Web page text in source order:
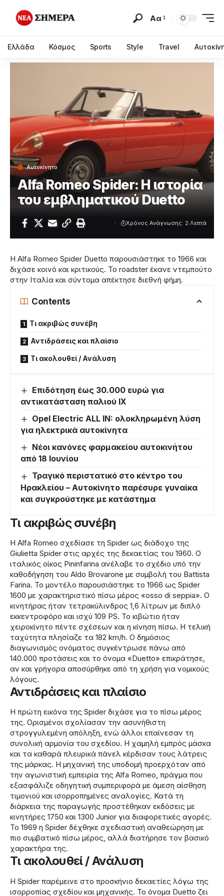
Αα
Ελλάδα Κόσμος Sports Style Travel
Αυτοκίνητο
Alfa Romeo Spider: Η ιστορία
του εμβληματικού Duetto
Χρόνος Ανάγνωσης: 2 Λεπτά
Η Alfa Romeo Spider Duetto παρουσιάστηκε το 1966 και
διχάσε κοινό και κριτικούς. Το roadster έκανε ντεμπούτο
στην Ιταλία και σύντομα απέκτησε διεθνή φήμη.
Contents
Τι ακριβώς συνέβη
Αντιδράσεις και πλαίσιο
Τι ακολουθεί / Ανάλυση
Επιδότηση έως 30.000 ευρώ για
αντικατάσταση παλιού ΙΧ
Opel Electric ALL IN: ολοκληρωμένη λύση
για ηλεκτρικά αυτοκίνητα
Νέοι κανόνες φαρμακείου αυτοκινήτου
από 18 Ιουνίου
Τραγικό περιστατικό στο κέντρο του
Ηρακλείου – Αυτοκίνητο παρέσυρε γυναίκα
και συγκρούστηκε με κατάστημα
Τι ακριβώς συνέβη
Η Alfa Romeo σχεδίασε τη Spider ως διάδοχο της
Giulietta Spider στις αρχές της δεκαετίας του 1960. Ο
ιταλικός οίκος Pininfarina ανέλαβε το σχέδιο υπό την
καθοδήγηση του Aldo Brovarone με συμβολή του Battista
Farina. Το μοντέλο παρουσιάστηκε το 1966 ως Spider
1600 με χαρακτηριστικό πίσω μέρος «osso di seppia». Ο
κινητήρας ήταν τετρακύλινδρος 1,6 λίτρων με διπλό
εκκεντροφόρο και ισχύ 109 PS. Το κιβώτιο ήταν
χειροκίνητο πέντε σχέσεων και η κίνηση πίσω. Η τελική
ταχύτητα πλησίαζε τα 182 km/h. Ο δημόσιος
διαγωνισμός ονόματος συγκέντρωσε πάνω από
140.000 προτάσεις και το όνομα «Duetto» επικράτησε,
αν και γρήγορα αποσύρθηκε από τη χρήση για νομικούς
λόγους.
Αντιδράσεις και πλαίσιο
Η πρώτη εικόνα της Spider διχάσε για το πίσω μέρος
της. Ορισμένοι σχολίασαν την ασυνήθιστη
στρογγυλεμένη απόληξη, ενώ άλλοι επαίνεσαν τη
συνολική αρμονία του σχεδίου. Η χαμηλή εμπρός μάσκα
και τα καθαρά πλευρικά πάνελ κέρδισαν τους λάτρεις
της μάρκας. Η μηχανική της υποδομή προερχόταν από
την αγωνιστική εμπειρία της Alfa Romeo, πράγμα που
εξασφάλιζε οδηγητική συμπεριφορά με άμεση αίσθηση
τιμονιού και ισορροπημένες αναλογίες. Κατά τη
διάρκεια της παραγωγής προστέθηκαν εκδόσεις με
κινητήρες 1750 και 1300 Junior για διαφορετικές αγορές.
Το 1969 η Spider δέχθηκε σχεδιαστική αναθεώρηση με
πιο συμβατικό πίσω μέρος, αλλά διατήρησε τον βασικό
χαρακτήρα της.
Τι ακολουθεί / Ανάλυση
Η Spider παρέμεινε στο προσκήνιο δεκαετίες λόγω της
ισορροπίας σχεδίου και μηχανικής. Το όνομα Duetto ζει